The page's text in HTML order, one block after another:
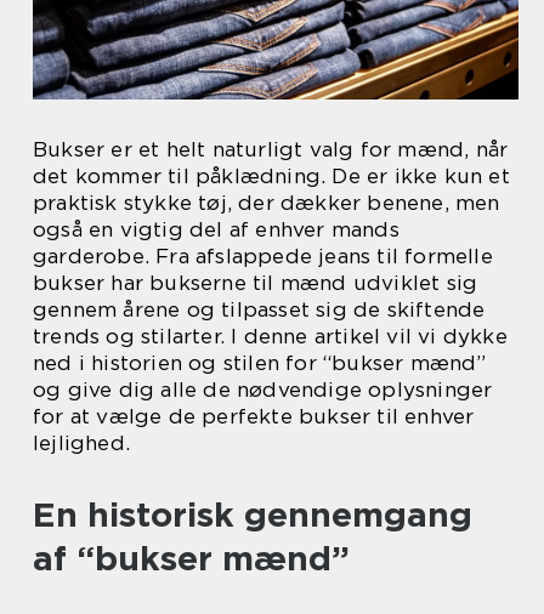
Bukser er et helt naturligt valg for mænd, når
det kommer til påklædning. De er ikke kun et
praktisk stykke tøj, der dækker benene, men
også en vigtig del af enhver mands
garderobe. Fra afslappede jeans til formelle
bukser har bukserne til mænd udviklet sig
gennem årene og tilpasset sig de skiftende
trends og stilarter. I denne artikel vil vi dykke
ned i historien og stilen for “bukser mænd”
og give dig alle de nødvendige oplysninger
for at vælge de perfekte bukser til enhver
lejlighed.
En historisk gennemgang
af “bukser mænd”